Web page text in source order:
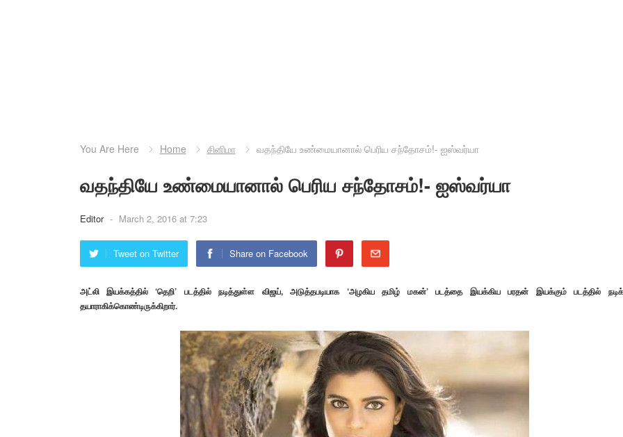
You Are Here Home சினிமா வதந்தியே உண்மையானால் பெரிய சந்தோசம்!- ஐஸ்வர்யா
வதந்தியே உண்மையானால் பெரிய சந்தோசம்!- ஐஸ்வர்யா
Editor - March 2, 2016 at 7:23
Tweet on Twitter Share on Facebook
அட்லி இயக்கத்தில் ‘தெறி’ படத்தில் நடித்துள்ள விஜய், அடுத்தபடியாக ‘அழகிய தமிழ் மகன்’ படத்தை இயக்கிய பரதன் இயக்கும் படத்தில்
தயாராகிக்கொண்டிருக்கிறார்.